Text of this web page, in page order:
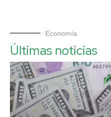
Economía
Últimas noticias